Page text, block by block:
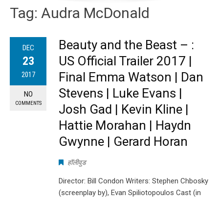
Tag: Audra McDonald
DEC
23
2017
NO
COMMENTS
Beauty and the Beast – :
US Official Trailer 2017 |
Final Emma Watson | Dan
Stevens | Luke Evans |
Josh Gad | Kevin Kline |
Hattie Morahan | Haydn
Gwynne | Gerard Horan
हॉलीवुड
Director: Bill Condon Writers: Stephen Chbosky
(screenplay by), Evan Spiliotopoulos Cast (in